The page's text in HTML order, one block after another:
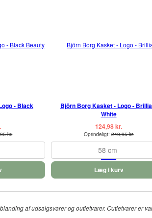
- Black
kr.
Björn Borg Kasket - Logo -
White
124,98 kr.
Oprindeligt:249,95 kr.
58 cm
Læg i kurv
af udsalgsvarer og outletvarer. Outletvarer er